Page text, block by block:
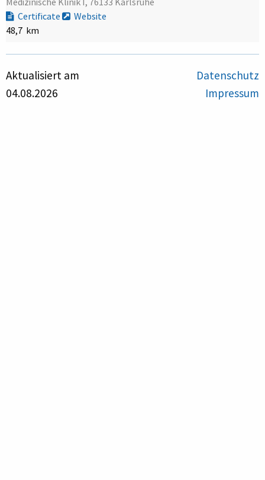
Certificate
Website
48,7 km
Aktualisiert am
04.08.2026
Datenschutz
Impressum